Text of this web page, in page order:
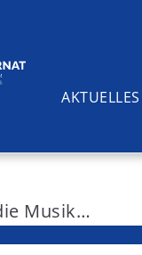
AKTUELLES
Suchen